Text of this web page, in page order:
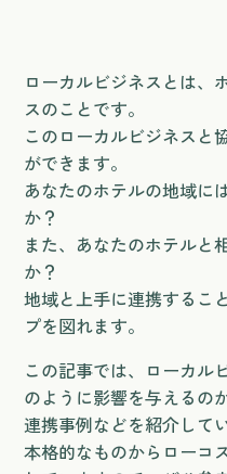
ローカルビジネスとは、
スのことです。
このローカルビジネスと
ができます。
あなたのホテルの地域に
か？
また、あなたのホテルと
か？
地域と上手に連携するこ
プを図れます。
この記事では、ローカル
のように影響を与えるの
連携事例などを紹介して
本格的なものからローコ